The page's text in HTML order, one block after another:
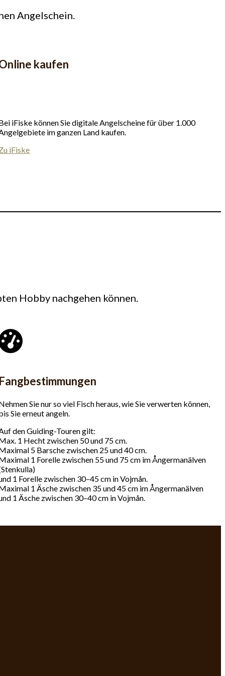
Angelschein.
kaufen
iFiske können Sie digitale Angelscheine für über 1.000
im ganzen Land kaufen.
iFiske
Hobby nachgehen können.
Sie nur so viel Fisch heraus, wie Sie verwerten können,
Sie erneut angeln.
den Guiding-Touren gilt:
1 Hecht zwischen 50 und 75 cm.
5 Barsche zwischen 25 und 40 cm.
1 Forelle zwischen 55 und 75 cm im Ångermanälven
1 Forelle zwischen 30–45 cm in Vojmån.
1 Äsche zwischen 35 und 45 cm im Ångermanälven
1 Äsche zwischen 30–40 cm in Vojmån.